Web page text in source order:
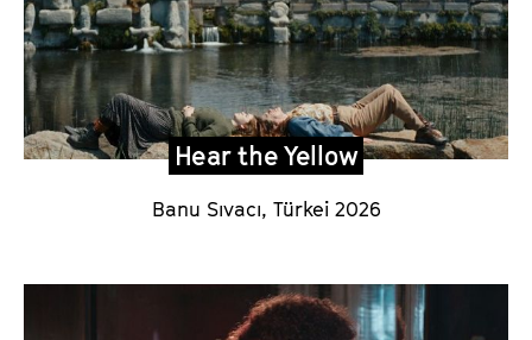
Hear the Yellow
Banu Sıvacı, Türkei 2026